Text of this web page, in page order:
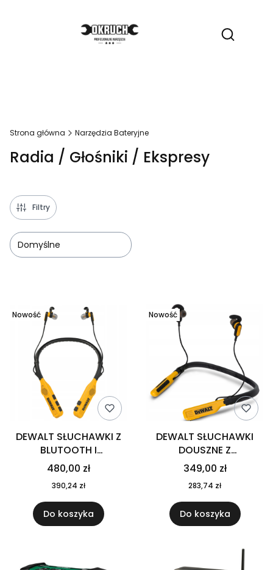
Otwórz
Strona główna Narzędzia Bateryjne
Radia / Głośniki / Ekspresy
Filtry
Domyślne
Nowość
DEWALT SŁUCHAWKI Z
BLUTOOTH I
MIKROFONEM EF-
DXMA190-2093-DWG
480,00 zł
390,24 zł
Do koszyka
Nowość
DEWALT SŁUCHAWKI
DOUSZNE Z
MIKROFONEM
BLUETOOTH 5.0
DXMA190-2091-DWG
349,00 zł
283,74 zł
Do koszyka